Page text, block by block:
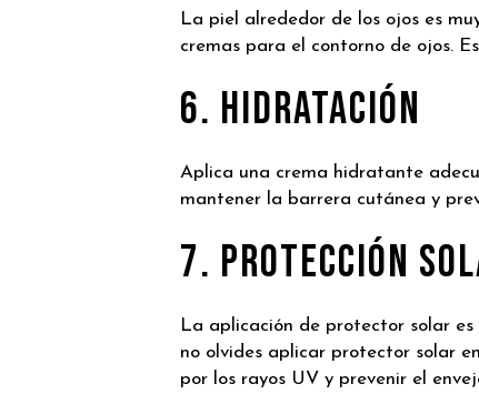
La piel alrededor de los ojos es
cremas para el contorno de ojos.
6. Hidratación
Aplica una crema hidratante
mantener la barrera cutánea y
7. Protección
La aplicación de protector solar
no olvides aplicar protector solar
por los rayos UV y prevenir el